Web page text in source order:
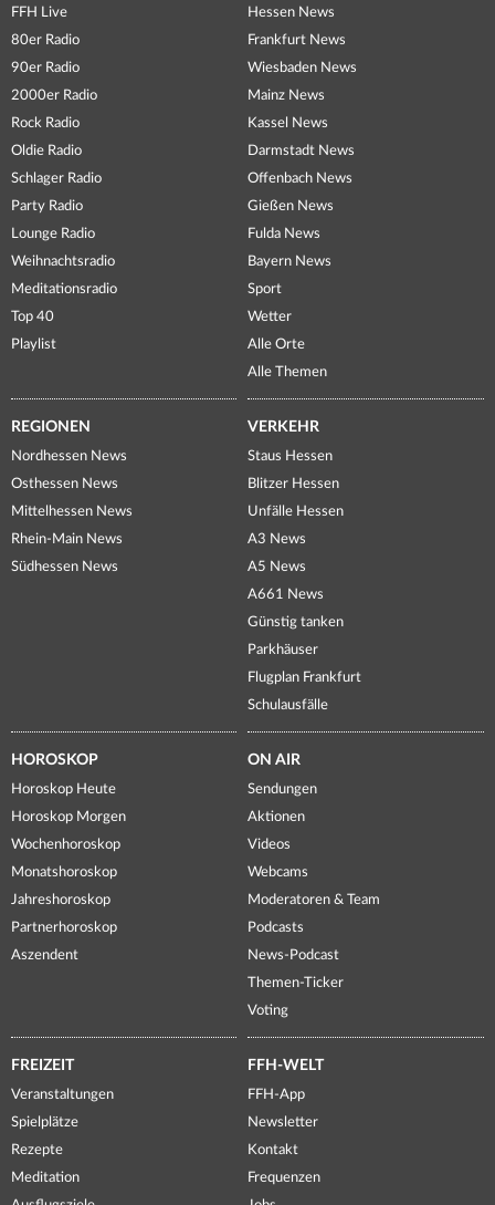
FFH Live
80er Radio
90er Radio
2000er Radio
Rock Radio
Oldie Radio
Schlager Radio
Party Radio
Lounge Radio
Weihnachtsradio
Meditationsradio
Top 40
Playlist
Hessen News
Frankfurt News
Wiesbaden News
Mainz News
Kassel News
Darmstadt News
Offenbach News
Gießen News
Fulda News
Bayern News
Sport
Wetter
Alle Orte
Alle Themen
REGIONEN
Nordhessen News
Osthessen News
Mittelhessen News
Rhein-Main News
Südhessen News
VERKEHR
Staus Hessen
Blitzer Hessen
Unfälle Hessen
A3 News
A5 News
A661 News
Günstig tanken
Parkhäuser
Flugplan Frankfurt
Schulausfälle
HOROSKOP
Horoskop Heute
Horoskop Morgen
Wochenhoroskop
Monatshoroskop
Jahreshoroskop
Partnerhoroskop
Aszendent
ON AIR
Sendungen
Aktionen
Videos
Webcams
Moderatoren & Team
Podcasts
News-Podcast
Themen-Ticker
Voting
FREIZEIT
Veranstaltungen
Spielplätze
Rezepte
Meditation
FFH-WELT
FFH-App
Newsletter
Kontakt
Frequenzen